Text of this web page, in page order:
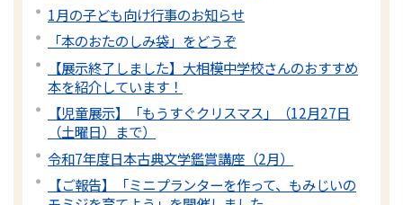
1月の子ども向け行事のお知らせ
「本のおたのしみ袋」をどうぞ
【展示終了しました】大相模中学校さんのおすすめ
本を紹介しています！
【児童展示】「もうすぐクリスマス」（12月27日
（土曜日）まで）
令和7年度日本古典文学鑑賞講座（2月）
【ご報告】「ミニプランターを作って、もみじいの